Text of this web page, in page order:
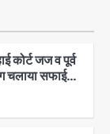
जज व पूर्व
चलाया सफाई